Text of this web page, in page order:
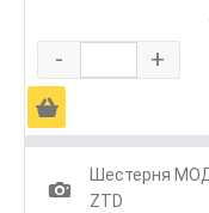
- +
Ä
1
Шестерня
ZTD